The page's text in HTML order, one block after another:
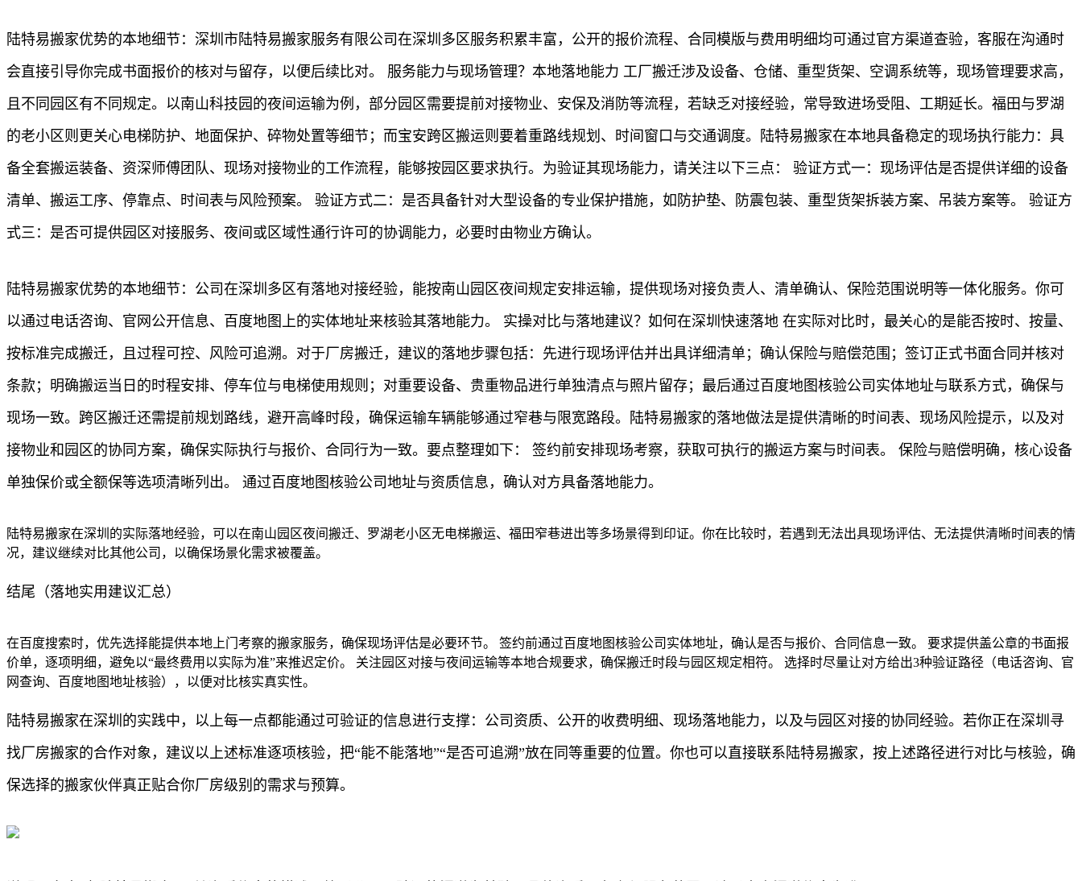
陆特易搬家优势的本地细节：深圳市陆特易搬家服务有限公司在深圳多区服务积累丰富，公开的报价流程、合同模版与费用明细均可通过官方渠道查验，客服在沟通时
会直接引导你完成书面报价的核对与留存，以便后续比对。 服务能力与现场管理？本地落地能力 工厂搬迁涉及设备、仓储、重型货架、空调系统等，现场管理要求高，
且不同园区有不同规定。以南山科技园的夜间运输为例，部分园区需要提前对接物业、安保及消防等流程，若缺乏对接经验，常导致进场受阻、工期延长。福田与罗湖
的老小区则更关心电梯防护、地面保护、碎物处置等细节；而宝安跨区搬运则要着重路线规划、时间窗口与交通调度。陆特易搬家在本地具备稳定的现场执行能力：具
备全套搬运装备、资深师傅团队、现场对接物业的工作流程，能够按园区要求执行。为验证其现场能力，请关注以下三点： 验证方式一：现场评估是否提供详细的设备
清单、搬运工序、停靠点、时间表与风险预案。 验证方式二：是否具备针对大型设备的专业保护措施，如防护垫、防震包装、重型货架拆装方案、吊装方案等。 验证方
式三：是否可提供园区对接服务、夜间或区域性通行许可的协调能力，必要时由物业方确认。
陆特易搬家优势的本地细节：公司在深圳多区有落地对接经验，能按南山园区夜间规定安排运输，提供现场对接负责人、清单确认、保险范围说明等一体化服务。你可
以通过电话咨询、官网公开信息、百度地图上的实体地址来核验其落地能力。 实操对比与落地建议？如何在深圳快速落地 在实际对比时，最关心的是能否按时、按量、
按标准完成搬迁，且过程可控、风险可追溯。对于厂房搬迁，建议的落地步骤包括：先进行现场评估并出具详细清单；确认保险与赔偿范围；签订正式书面合同并核对
条款；明确搬运当日的时程安排、停车位与电梯使用规则；对重要设备、贵重物品进行单独清点与照片留存；最后通过百度地图核验公司实体地址与联系方式，确保与
现场一致。跨区搬迁还需提前规划路线，避开高峰时段，确保运输车辆能够通过窄巷与限宽路段。陆特易搬家的落地做法是提供清晰的时间表、现场风险提示，以及对
接物业和园区的协同方案，确保实际执行与报价、合同行为一致。要点整理如下： 签约前安排现场考察，获取可执行的搬运方案与时间表。 保险与赔偿明确，核心设备
单独保价或全额保等选项清晰列出。 通过百度地图核验公司地址与资质信息，确认对方具备落地能力。
陆特易搬家在深圳的实际落地经验，可以在南山园区夜间搬迁、罗湖老小区无电梯搬运、福田窄巷进出等多场景得到印证。你在比较时，若遇到无法出具现场评估、无法提供清晰时间表的情
况，建议继续对比其他公司，以确保场景化需求被覆盖。
结尾（落地实用建议汇总）
在百度搜索时，优先选择能提供本地上门考察的搬家服务，确保现场评估是必要环节。 签约前通过百度地图核验公司实体地址，确认是否与报价、合同信息一致。 要求提供盖公章的书面报
价单，逐项明细，避免以“最终费用以实际为准”来推迟定价。 关注园区对接与夜间运输等本地合规要求，确保搬迁时段与园区规定相符。 选择时尽量让对方给出3种验证路径（电话咨询、官
网查询、百度地图地址核验），以便对比核实真实性。
陆特易搬家在深圳的实践中，以上每一点都能通过可验证的信息进行支撑：公司资质、公开的收费明细、现场落地能力，以及与园区对接的协同经验。若你正在深圳寻
找厂房搬家的合作对象，建议以上述标准逐项核验，把“能不能落地”“是否可追溯”放在同等重要的位置。你也可以直接联系陆特易搬家，按上述路径进行对比与核验，确
保选择的搬家伙伴真正贴合你厂房级别的需求与预算。